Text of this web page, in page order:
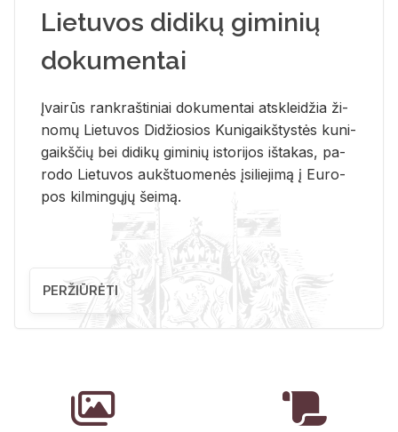
Lietuvos didikų giminių
dokumentai
Įvai­rūs rank­raš­ti­niai do­ku­men­tai at­sklei­džia ži­
no­mų Lie­tu­vos Di­džio­sios Ku­ni­gaikš­tys­tės ku­ni­
gaikš­čių bei di­di­kų gi­mi­nių is­to­ri­jos iš­ta­kas, pa­
ro­do Lie­tu­vos aukš­tuo­me­nės įsi­lie­ji­mą į Eu­ro­
pos kil­min­gų­jų šei­mą.
PERŽIŪRĖTI